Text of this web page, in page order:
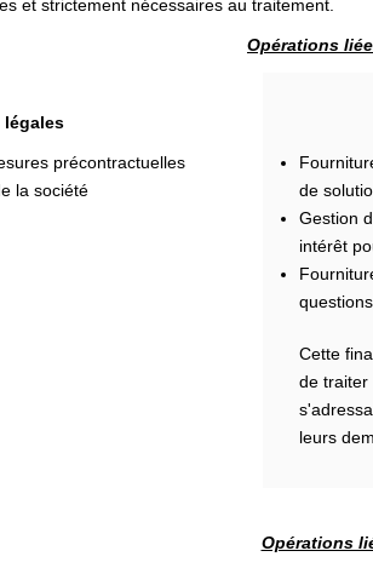
et strictement nécessaires au traitement.
Opérations
légales
précontractuelles
la société
de
Gestion
intérêt
Cette
de traiter
leurs
Opérations